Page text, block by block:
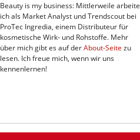
Beauty is my business: Mittlerweile arbeite
ich als Market Analyst und Trendscout bei
ProTec Ingredia, einem Distributeur für
kosmetische Wirk- und Rohstoffe. Mehr
über mich gibt es auf derAbout-Seite zu
lesen. Ich freue mich, wenn wir uns
kennenlernen!